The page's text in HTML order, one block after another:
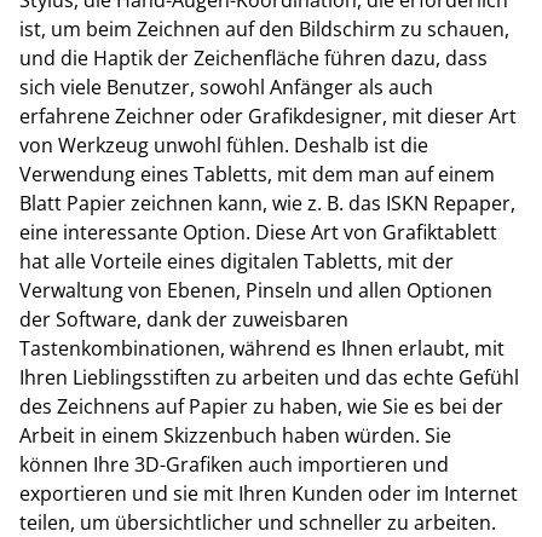
ist, um beim Zeichnen auf den Bildschirm zu schauen,
und die Haptik der Zeichenfläche führen dazu, dass
sich viele Benutzer, sowohl Anfänger als auch
erfahrene Zeichner oder Grafikdesigner, mit dieser Art
von Werkzeug unwohl fühlen. Deshalb ist die
Verwendung eines Tabletts, mit dem man auf einem
Blatt Papier zeichnen kann, wie z. B. das ISKN Repaper,
eine interessante Option. Diese Art von Grafiktablett
hat alle Vorteile eines digitalen Tabletts, mit der
Verwaltung von Ebenen, Pinseln und allen Optionen
der Software, dank der zuweisbaren
Tastenkombinationen, während es Ihnen erlaubt, mit
Ihren Lieblingsstiften zu arbeiten und das echte Gefühl
des Zeichnens auf Papier zu haben, wie Sie es bei der
Arbeit in einem Skizzenbuch haben würden. Sie
können Ihre 3D-Grafiken auch importieren und
exportieren und sie mit Ihren Kunden oder im Internet
teilen, um übersichtlicher und schneller zu arbeiten.